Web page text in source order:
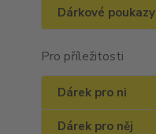
Dárkové poukazy
Pro příležitosti
Dárek pro ni
Dárek pro něj